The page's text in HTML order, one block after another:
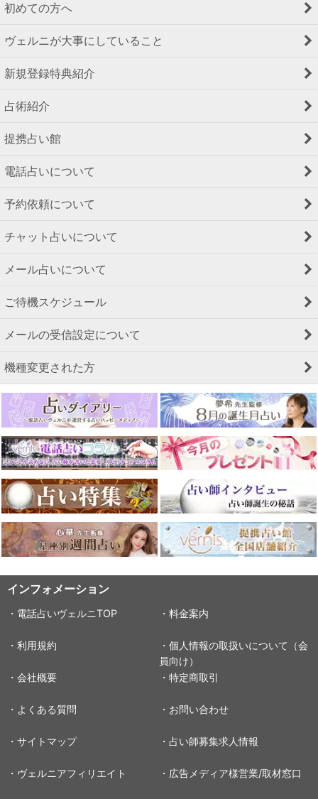
初めての方へ
ヴェルニが大事にしていること
新規登録特典紹介
占術紹介
提携占い館
電話占いについて
予約依頼について
チャット占いについて
メール占いについて
ご待機スケジュール
メールの受信設定について
機種変更された方
インフォメーション
・電話占いヴェルニTOP ・料金案内
・利用規約
・個人情報の取扱いについて（会
員向け）
・会社概要
・特定商取引
・よくある質問 ・お問い合わせ
・サイトマップ ・占い師募集求人情報
・ヴェルニアフィリエイト ・広告メディア様営業/取材窓口